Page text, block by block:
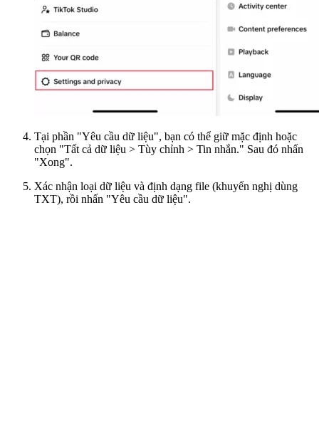
Tại phần "Yêu cầu dữ liệu", bạn có thể giữ mặc định hoặc
chọn "Tất cả dữ liệu > Tùy chỉnh > Tin nhắn." Sau đó nhấn
"Xong".
Xác nhận loại dữ liệu và định dạng file (khuyến nghị dùng
TXT), rồi nhấn "Yêu cầu dữ liệu".